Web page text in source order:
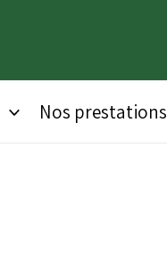
Nos prestations